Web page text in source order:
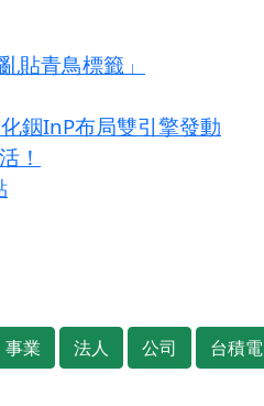
貼青鳥標籤」
銦InP布局雙引擎發動
！
事業 法人 公司 台積電